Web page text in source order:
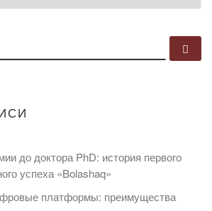
до доктора PhD: история первого
успеха «Bolashaq»
платформы: преимущества